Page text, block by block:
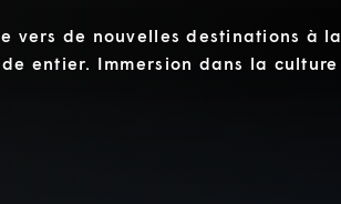
vers de nouvelles destinations à la
entier. Immersion dans la culture